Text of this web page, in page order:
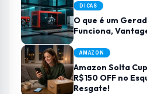
DICAS
O que é um
Funciona,
AMAZON
Amazon Solta
R$150 OFF no
Resgate!